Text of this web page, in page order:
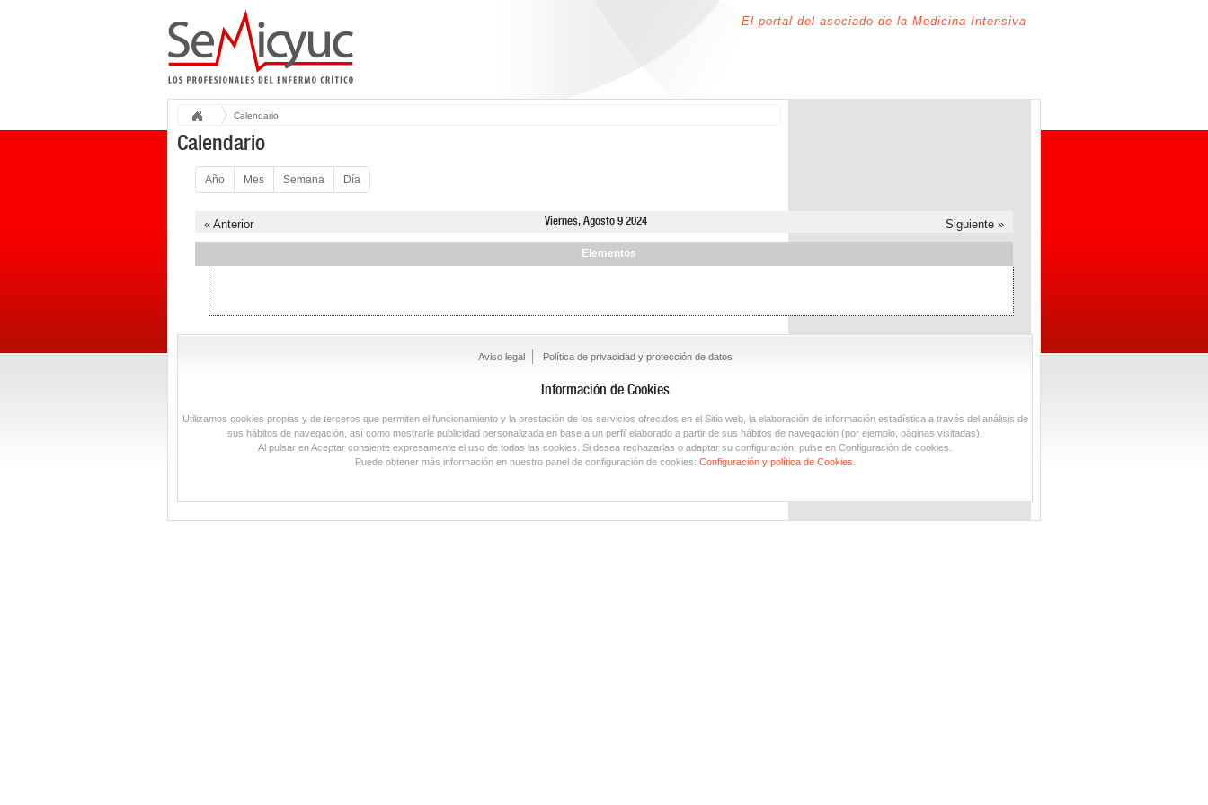
El portal del asociado de la Medicina Intensiva
Calendario
Calendario
Año Mes Semana Día
« Anterior Viernes, Agosto 9 2024 Siguiente »
Elementos
Aviso legal Política de privacidad y protección de datos
Información de Cookies
Utilizamos cookies propias y de terceros que permiten el funcionamiento y la prestación de los servicios ofrecidos en el Sitio web, la elaboración de información estadística a través del análisis de
sus hábitos de navegación, así como mostrarle publicidad personalizada en base a un perfil elaborado a partir de sus hábitos de navegación (por ejemplo, páginas visitadas).
Al pulsar en Aceptar consiente expresamente el uso de todas las cookies. Si desea rechazarlas o adaptar su configuración, pulse en Configuración de cookies.
Puede obtener más información en nuestro panel de configuración de cookies: Configuración y política de Cookies